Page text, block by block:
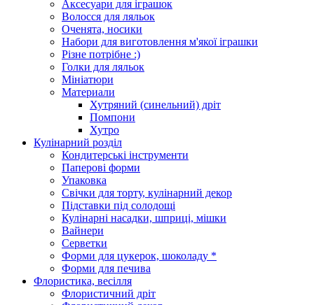
Аксесуари для іграшок
Волосся для ляльок
Оченята, носики
Набори для виготовлення м'якої іграшки
Різне потрібне :)
Голки для ляльок
Мініатюри
Материали
Хутряний (синельний) дріт
Помпони
Хутро
Кулінарний розділ
Кондитерські інструменти
Паперові форми
Упаковка
Свічки для торту, кулінарний декор
Підставки під солодощі
Кулінарні насадки, шприці, мішки
Вайнери
Серветки
Форми для цукерок, шоколаду *
Форми для печива
Флористика, весілля
Флористичний дріт